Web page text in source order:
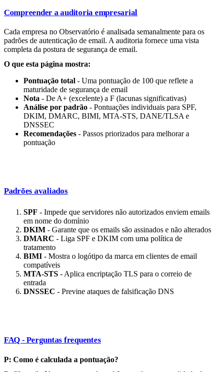
Compreender a auditoria empresarial
Cada empresa no Observatório é analisada semanalmente para os
padrões de autenticação de email. A auditoria fornece uma vista
completa da postura de segurança de email.
O que esta página mostra:
Pontuação total - Uma pontuação de 100 que reflete a
maturidade de segurança de email
Nota - De A+ (excelente) a F (lacunas significativas)
Análise por padrão - Pontuações individuais para SPF,
DKIM, DMARC, BIMI, MTA-STS, DANE/TLSA e
DNSSEC
Recomendações - Passos priorizados para melhorar a
pontuação
Padrões avaliados
SPF - Impede que servidores não autorizados enviem emails
em nome do domínio
DKIM - Garante que os emails são assinados e não alterados
DMARC - Liga SPF e DKIM com uma política de
tratamento
BIMI - Mostra o logótipo da marca em clientes de email
compatíveis
MTA-STS - Aplica encriptação TLS para o correio de
entrada
DNSSEC - Previne ataques de falsificação DNS
FAQ - Perguntas frequentes
P: Como é calculada a pontuação?